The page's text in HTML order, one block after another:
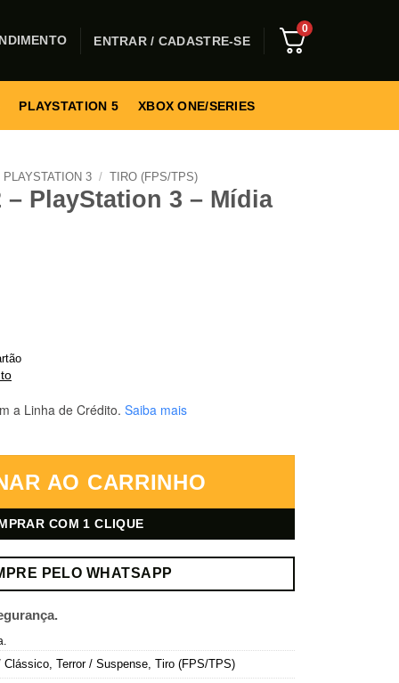
ENTRAR / CADASTRE-SE
0
PLAYSTATION 5 XBOX ONE/SERIES
PLAYSTATION 3 / TIRO (FPS/TPS)
PlayStation 3 – Mídia
a Linha de Crédito. Saiba mais
Mídia Digital quantidade
AO CARRINHO
COM 1 CLIQUE
PELO WHATSAPP
Clássico Terror / Suspense Tiro (FPS/TPS)